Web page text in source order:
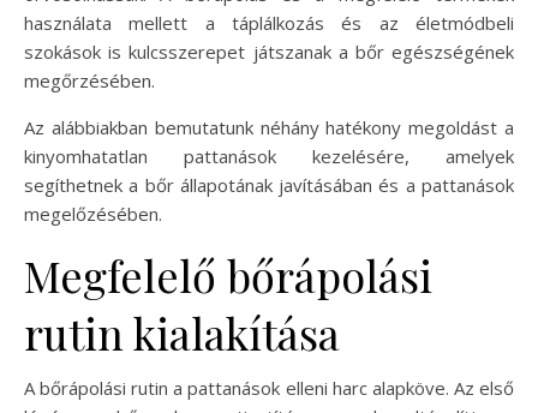
használata mellett a táplálkozás és az életmódbeli
szokások is kulcsszerepet játszanak a bőr egészségének
megőrzésében.
Az alábbiakban bemutatunk néhány hatékony megoldást a
kinyomhatatlan pattanások kezelésére, amelyek
segíthetnek a bőr állapotának javításában és a pattanások
megelőzésében.
Megfelelő bőrápolási
rutin kialakítása
A bőrápolási rutin a pattanások elleni harc alapköve. Az első